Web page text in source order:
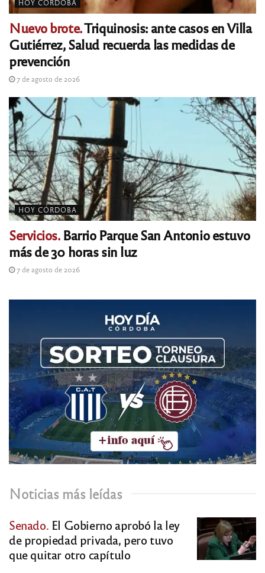
HOY CÓRDOBA
Nuevo brote.Triquinosis: ante casos en Villa
Gutiérrez, Salud recuerda las medidas de
prevención
7 de agosto de 2026
HOY CÓRDOBA
Servicios.Barrio Parque San Antonio estuvo
más de 30 horas sin luz
7 de agosto de 2026
Noticias más leídas
Senado. El Gobierno aprobó la ley
de propiedad privada, pero tuvo
que quitar otro capítulo